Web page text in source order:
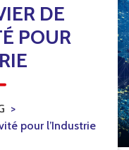
DE
POUR
>
pour l’Industrie